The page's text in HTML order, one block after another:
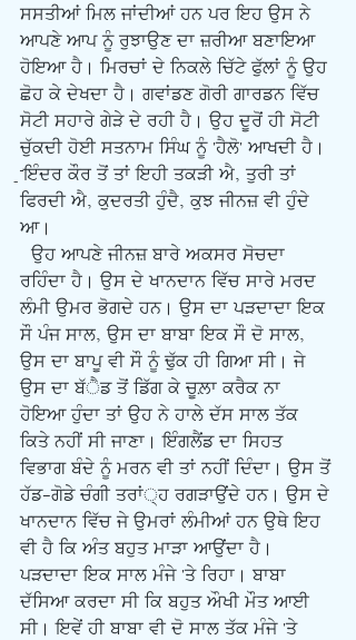
ਸਸਤੀਆਂ ਮਿਲ ਜਾਂਦੀਆਂ ਹਨ ਪਰ ਇਹ ਉਸ ਨੇ
ਆਪਣੇ ਆਪ ਨੂੰ ਰੁਝਾਉਣ ਦਾ ਜ਼ਰੀਆ ਬਣਾਇਆ
ਹੋਇਆ ਹੈ। ਮਿਰਚਾਂ ਦੇ ਨਿਕਲੇ ਚਿੱਟੇ ਫੁੱਲਾਂ ਨੂੰ ਉਹ
ਛੋਹ ਕੇ ਦੇਖਦਾ ਹੈ। ਗਵਾਂਡਣ ਗੋਰੀ ਗਾਰਡਨ ਵਿੱਚ
ਸੋਟੀ ਸਹਾਰੇ ਗੇੜੇ ਦੇ ਰਹੀ ਹੈ। ਉਹ ਦੂਰੋਂ ਹੀ ਸੋਟੀ
ਚੁੱਕਦੀ ਹੋਈ ਸਤਨਾਮ ਸਿੰਘ ਨੂੰ 'ਹੈਲੋ' ਆਖਦੀ ਹੈ।
æææਇੰਦਰ ਕੌਰ ਤੋਂ ਤਾਂ ਇਹੀ ਤਕੜੀ ਐ, ਤੁਰੀ ਤਾਂ
ਫਿਰਦੀ ਐ, ਕੁਦਰਤੀ ਹੁੰਦੈ, ਕੁਝ ਜੀਨਜ਼ ਵੀ ਹੁੰਦੇ
ਆ।
ਰਹਿੰਦਾ ਹੈ। ਉਸ ਦੇ ਖਾਨਦਾਨ ਵਿੱਚ ਸਾਰੇ ਮਰਦ
ਲੰਮੀ ਉਮਰ ਭੋਗਦੇ ਹਨ। ਉਸ ਦਾ ਪੜਦਾਦਾ ਇਕ
ਸੌ ਪੰਜ ਸਾਲ, ਉਸ ਦਾ ਬਾਬਾ ਇਕ ਸੌ ਦੋ ਸਾਲ,
ਉਸ ਦਾ ਬਾਪੂ ਵੀ ਸੌ ਨੂੰ ਢੁੱਕ ਹੀ ਗਿਆ ਸੀ। ਜੇ
ਉਸ ਦਾ ਬੱੈਡ ਤੋਂ ਡਿੱਗ ਕੇ ਚੂਲ਼ਾ ਕਰੈਕ ਨਾ
ਹੋਇਆ ਹੁੰਦਾ ਤਾਂ ਉਹ ਨੇ ਹਾਲੇ ਦੱਸ ਸਾਲ ਤੱਕ
ਕਿਤੇ ਨਹੀਂ ਸੀ ਜਾਣਾ। ਇੰਗਲੈਂਡ ਦਾ ਸਿਹਤ
ਵਿਭਾਗ ਬੰਦੇ ਨੂੰ ਮਰਨ ਵੀ ਤਾਂ ਨਹੀਂ ਦਿੰਦਾ। ਉਸ ਤੋਂ
ਹੱਡ-ਗੋਡੇ ਚੰਗੀ ਤਰਾਂ੍ਹ ਰਗੜਾਉਂਦੇ ਹਨ। ਉਸ ਦੇ
ਖਾਨਦਾਨ ਵਿੱਚ ਜੇ ਉਮਰਾਂ ਲੰਮੀਆਂ ਹਨ ਉਥੇ ਇਹ
ਵੀ ਹੈ ਕਿ ਅੰਤ ਬਹੁਤ ਮਾੜਾ ਆਉਂਦਾ ਹੈ।
ਪੜਦਾਦਾ ਇਕ ਸਾਲ ਮੰਜੇ 'ਤੇ ਰਿਹਾ। ਬਾਬਾ
ਦੱਸਿਆ ਕਰਦਾ ਸੀ ਕਿ ਬਹੁਤ ਔਖੀ ਮੌਤ ਆਈ
ਸੀ। ਇਵੇਂ ਹੀ ਬਾਬਾ ਵੀ ਦੋ ਸਾਲ ਤੱਕ ਮੰਜੇ 'ਤੇ